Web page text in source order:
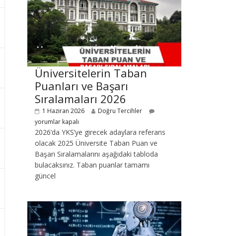
Üniversitelerin Taban
Puanları ve Başarı
Sıralamaları 2026
1 Haziran 2026
Doğru Tercihler
yorumlar kapalı
2026’da YKS’ye girecek adaylara referans
olacak 2025 Üniversite Taban Puan ve
Başarı Sıralamalarını aşağıdaki tabloda
bulacaksınız. Taban puanlar tamamı
güncel